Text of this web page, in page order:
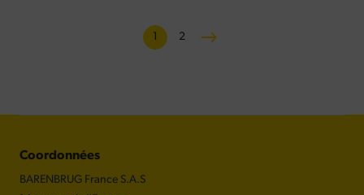
Page
1 Page
2
Coordonnées
BARENBRUG France S.A.S